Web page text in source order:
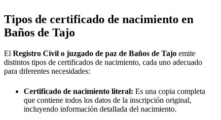
Tipos de certificado de nacimiento en
Baños de Tajo
El Registro Civil o juzgado de paz de Baños de Tajo emite
distintos tipos de certificados de nacimiento, cada uno adecuado
para diferentes necesidades:
Certificado de nacimiento literal: Es una copia completa
que contiene todos los datos de la inscripción original,
incluyendo información detallada del nacimiento.